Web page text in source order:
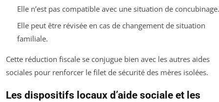
Elle n’est pas compatible avec une situation de concubinage.
Elle peut être révisée en cas de changement de situation
familiale.
Cette réduction fiscale se conjugue bien avec les autres aides
sociales pour renforcer le filet de sécurité des mères isolées.
Les dispositifs locaux d’aide sociale et les